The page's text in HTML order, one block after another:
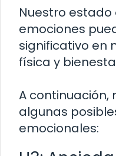
Nuestro
emociones
significativo en
física y
A continuación,
algunas
emocionales: